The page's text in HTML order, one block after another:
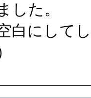
した。
白にして